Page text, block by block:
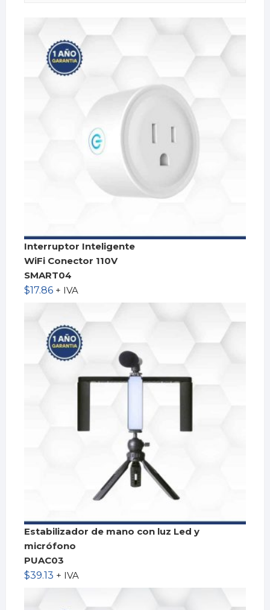
Interruptor Inteligente
WiFi Conector 110V
SMART04
$17.86 + IVA
Estabilizador de mano con luz Led y
micrófono
PUAC03
$39.13 + IVA